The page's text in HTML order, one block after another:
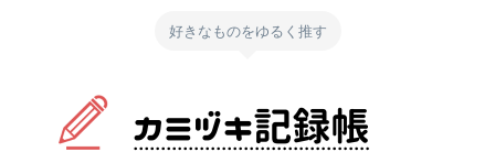
好きなものをゆるく推す